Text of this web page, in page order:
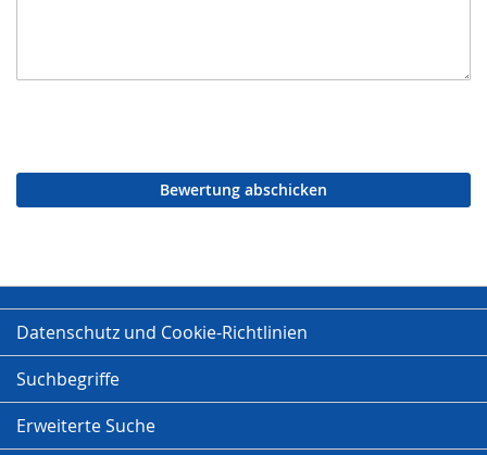
Bewertung abschicken
Datenschutz und Cookie-Richtlinien
Suchbegriffe
Erweiterte Suche